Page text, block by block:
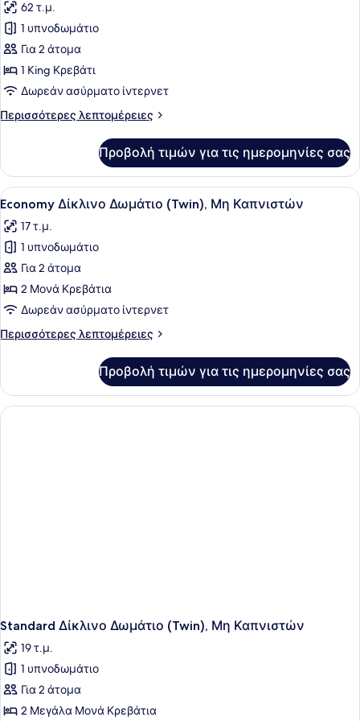
των
φωτογραφιών
για
Ρετιρέ,
Μη
62 τ.μ.
1 υπνοδωμάτιο
Για 2 άτομα
1 King Κρεβάτι
Δωρεάν ασύρματο ίντερνετ
Περισσότερες λεπτομέρειες
Περισσότερες
Μη
Καπνιστών
Προβολή τιμών για τις ημερομηνίες σας
Προβολή
όλων
των
φωτογραφιών
για
Economy
Δίκλινο
(Twin),
Ένα μικρό, λειτουργικό δωμάτιο
3
Economy Δίκλινο Δωμάτιο (Twin), Μη Καπνιστών
17 τ.μ.
1 υπνοδωμάτιο
Για 2 άτομα
2 Μονά Κρεβάτια
Δωρεάν ασύρματο ίντερνετ
Περισσότερες λεπτομέρειες
Περισσότερες
Δίκλινο
Δωμάτιο
(Twin),
Προβολή τιμών για τις ημερομηνίες σας
Standard Δίκλινο Δωμάτιο (Twin), Μη Καπνιστών
19 τ.μ.
1 υπνοδωμάτιο
Για 2 άτομα
2 Μεγάλα Μονά Κρεβάτια